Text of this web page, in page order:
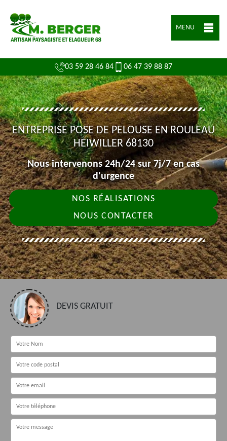
MENU
03 59 28 46 84 06 47 39 88 87
ENTREPRISE POSE DE PELOUSE EN ROULEAU
HEIWILLER 68130
Nous intervenons 24h/24 sur 7j/7 en cas
d'urgence
NOS RÉALISATIONS
NOUS CONTACTER
DEVIS GRATUIT